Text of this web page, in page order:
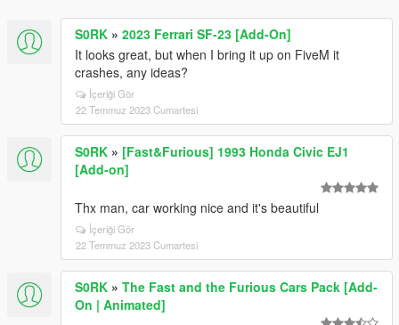
S0RK » 2023 Ferrari SF-23 [Add-On]
It looks great, but when I bring it up on FiveM it
crashes, any ideas?
İçeriği Gör
22 Temmuz 2023 Cumartesi
S0RK » [Fast&Furious] 1993 Honda Civic EJ1
[Add-on]
Thx man, car working nice and it's beautiful
İçeriği Gör
22 Temmuz 2023 Cumartesi
S0RK » The Fast and the Furious Cars Pack [Add-
On | Animated]